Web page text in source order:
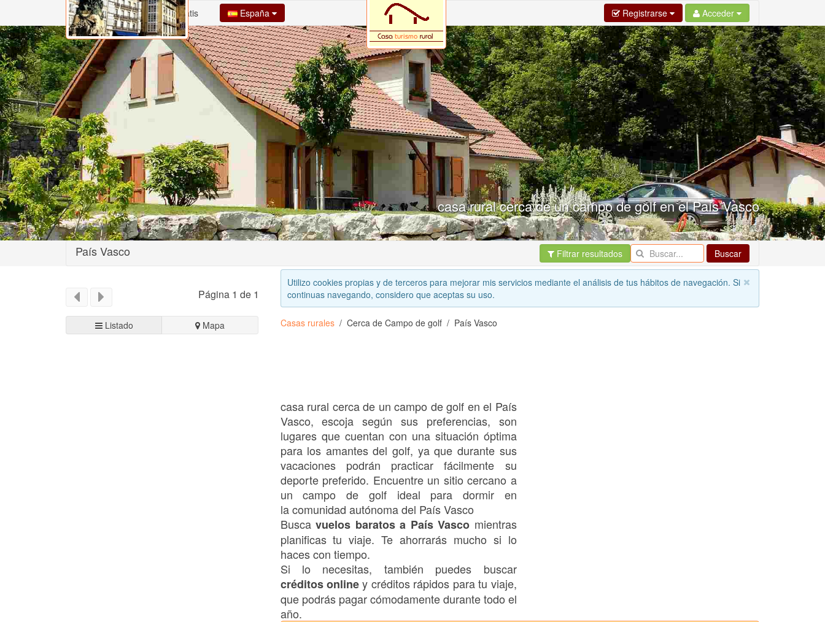
Inicio Alta Casa Gratis España Registrarse Acceder
casa rural cerca de un campo de golf en el País Vasco
País Vasco Filtrar resultados Buscar
Página 1 de 1
Listado Mapa
Utilizo cookies propias y de terceros para mejorar mis servicios mediante el análisis de tus hábitos de navegación. Si
continuas navegando, considero que aceptas su uso.
Casas rurales Cerca de Campo de golf País Vasco
casa rural cerca de un campo de golf en el País
Vasco, escoja según sus preferencias, son
lugares que cuentan con una situación óptima
para los amantes del golf, ya que durante sus
vacaciones podrán practicar fácilmente su
deporte preferido. Encuentre un sitio cercano a
un campo de golf ideal para dormir en
la comunidad autónoma del País Vasco
Buscavuelos baratos a País Vasco mientras
planificas tu viaje. Te ahorrarás mucho si lo
haces con tiempo.
Si lo necesitas, también puedes buscar
créditos onliney créditos rápidos para tu viaje,
que podrás pagar cómodamente durante todo el
año.